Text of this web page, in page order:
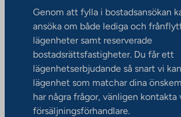
Genom att fylla i bostadsansökan
ansöka om både lediga och
lägenheter samt reserverade
bostadsrättsfastigheter. Du får ett
lägenhetserbjudande så snart vi
lägenhet som matchar dina
har några frågor, vänligen kontakta
försäljningsförhandlare.